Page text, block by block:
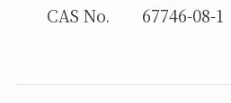
CAS No. 67746-08-1